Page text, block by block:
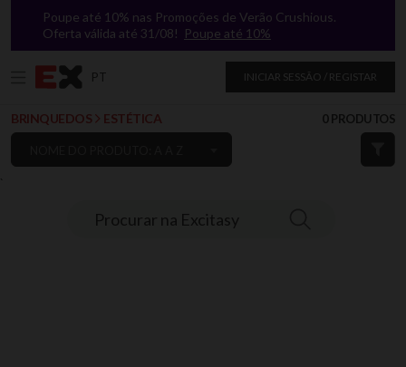
`
Poupe até 10% nas Promoções de Verão Crushious.
Oferta válida até 31/08! Poupe até 10%
PT INICIAR SESSÃO / REGISTAR
Procurar na Excitasy
BRINQUEDOS ESTÉTICA 0 PRODUTOS